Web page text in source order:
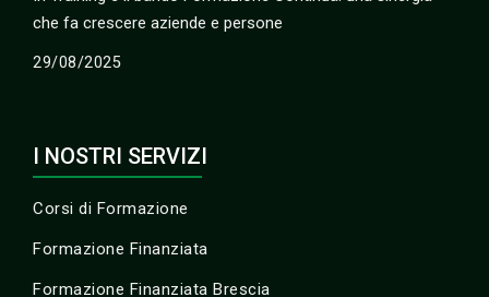
che fa crescere aziende e persone
29/08/2025
I NOSTRI SERVIZI
Corsi di Formazione
Formazione Finanziata
Formazione Finanziata Brescia